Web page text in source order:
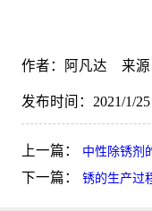
作者：阿凡达 来源
发布时间：2021/1/
上一篇： 中性除锈剂
下一篇： 锈的生产过